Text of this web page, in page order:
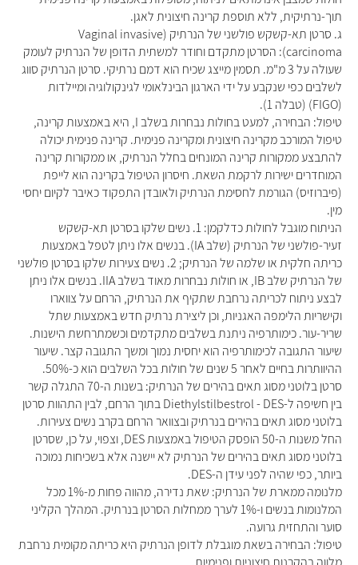
תוך-נרתיקית, ללא תוספת קרינה חיצונית לאגן.
ג. סרטן תא-קשקש פולשני של הנרתיק (Vaginal invasive
carcinoma): הסרטן מתקדם וחודר למשתית הדופן של הנרתיק לעומק
שעולה על 3 מ"מ. תסמין מייצג שכיח הוא דמם נרתיקי. סרטן הנרתיק סווג
לשלבים כפי שנקבע על ידי הארגון הבינלאומי לגינקולוגיה ומיילדות
(FIGO) (טבלה 1).
טיפול: הבחירה, למעט בחולות נבחרות בשלב I, היא באמצעות קרינה,
טיפול המורכב מקרינה חיצונית ומקרינה פנימית. קרינה פנימית יכולה
להתבצע ממקורות קרינה המונחים בחלל הנרתיק, או ממקורות קרינה
המוחדרים ישירות לרקמת השאת. חיסרון הטיפול בקרינה הוא לייפת
(פיברוזיס) הגורמת לחסימת הנרתיק ולאובדן התפקוד כאיבר לקיום יחסי
מין.
הניתוח מוגבל לחולות כדלקמן: 1. נשים שלקו בסרטן תא-קשקש
זעיר-פולשני של הנרתיק (שלב IA). בנשים אלו ניתן לטפל באמצעות
כריתה חלקית או שלמה של הנרתיק; 2. נשים צעירות שלקו בסרטן פולשני
של הנרתיק שלב IB, או חולות נבחרות מאוד בשלב IIA. בנשים אלו ניתן
לבצע ניתוח לכריתה נרחבת שתקיף את הנרתיק, הרחם על צווארו
וקישריות הלימפה האגניות, וכן ליצירת נרתיק חדש באמצעות שתל
שריר-עור. כימותרפיה ניתנת בשלבים מתקדמים וכשמתרחשת הישנות.
שיעור התגובה לכימותרפיה הוא יחסית נמוך ומשך התגובה קצר. שיעור
ההיוותרות בחיים לאחר 5 שנים של חולות בכל השלבים הוא כ-50%.
סרטן בלוטני מסוג תאים בהירים של הנרתיק: בשנות ה-70 התגלה קשר
בין חשיפה ל-Diethylstilbestrol - DES בתוך הרחם, לבין התהוות סרטן
בלוטני מסוג תאים בהירים בנרתיק ובצוואר הרחם בקרב נשים צעירות.
החל משנות ה-50 הופסק הטיפול באמצעות DES, וצפוי, על כן, שסרטן
בלוטני מסוג תאים בהירים של הנרתיק לא יישנה אלא בשכיחות נמוכה
ביותר, כפי שהיה לפני עידן ה-DES.
מלנומה ממארת של הנרתיק: שאת נדירה, מהווה פחות מ-1% מכל
המלנומות בנשים ו-1% לערך ממחלות הסרטן בנרתיק. המהלך הקליני
סוער והתחזית גרועה.
טיפול: הבחירה בשאת מוגבלת לדופן הנרתיק היא כריתה מקומית נרחבת